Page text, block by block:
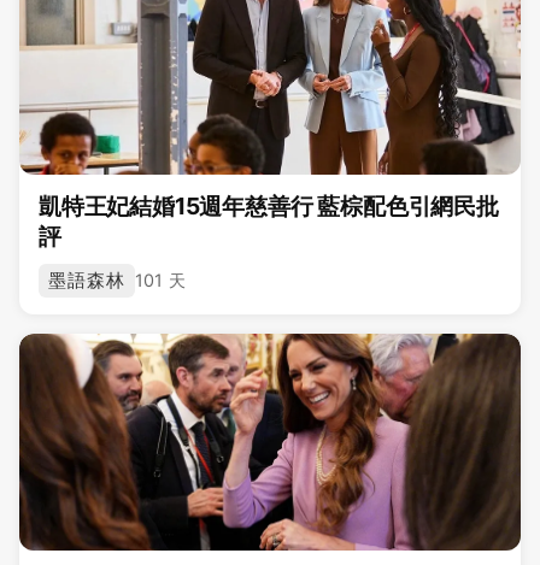
凱特王妃結婚15週年慈善行 藍棕配色引網民批
評
墨語森林 101 天